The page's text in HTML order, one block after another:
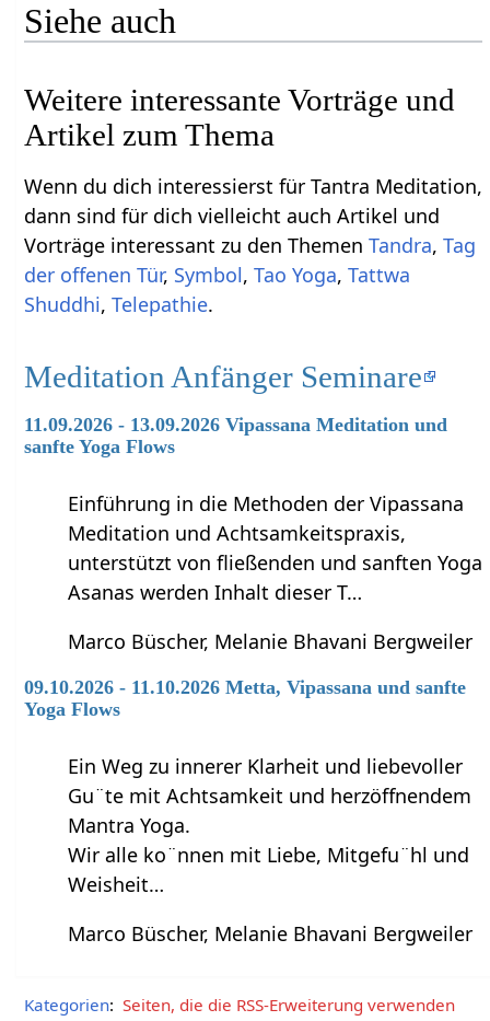
Siehe auch
Weitere interessante Vorträge und
Artikel zum Thema
Wenn du dich interessierst für Tantra Meditation,
dann sind für dich vielleicht auch Artikel und
Vorträge interessant zu den ThemenTandra,Tag
der offenen Tür, Symbol,Tao Yoga,Tattwa
Shuddhi,Telepathie.
Meditation Anfänger Seminare
11.09.2026 - 13.09.2026 Vipassana Meditation und
sanfte Yoga Flows
Einführung in die Methoden der Vipassana
Meditation und Achtsamkeitspraxis,
unterstützt von fließenden und sanften Yoga
Asanas werden Inhalt dieser T…
Marco Büscher, Melanie Bhavani Bergweiler
09.10.2026 - 11.10.2026 Metta, Vipassana und sanfte
Yoga Flows
Ein Weg zu innerer Klarheit und liebevoller
Gu¨te mit Achtsamkeit und herzöffnendem
Mantra Yoga.
Wir alle ko¨nnen mit Liebe, Mitgefu¨hl und
Weisheit…
Marco Büscher, Melanie Bhavani Bergweiler
Kategorien: Seiten, die die RSS-Erweiterung verwenden